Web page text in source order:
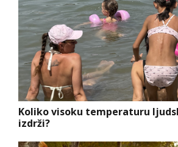
Koliko visoku temperaturu
izdrži?